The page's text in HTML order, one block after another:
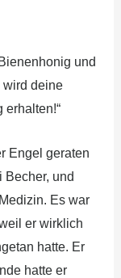
und
wird deine
erhalten!“
Engel geraten
Becher, und
Es war
er wirklich
hatte. Er
hatte er